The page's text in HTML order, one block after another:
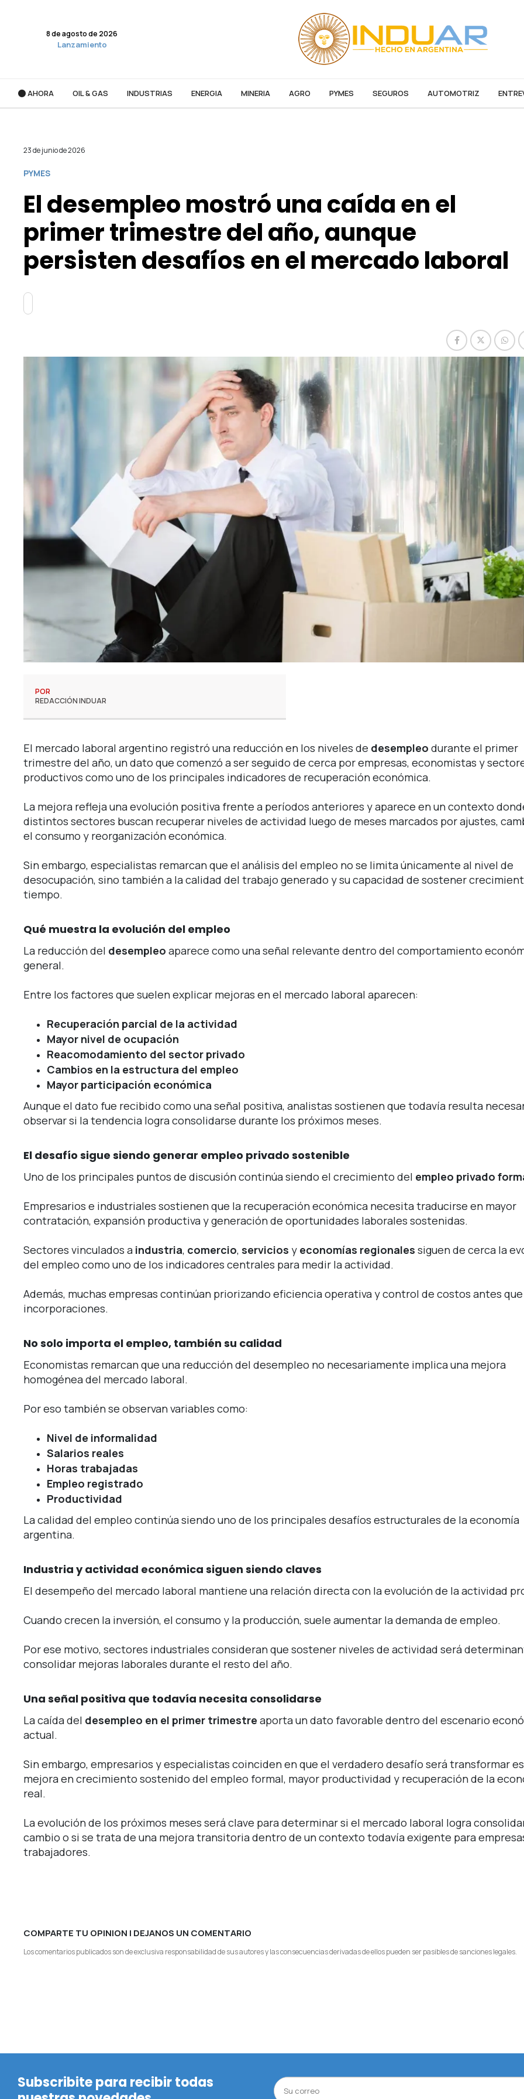
8 de agosto de 2026
Lanzamiento
AHORA OIL & GAS INDUSTRIAS ENERGIA MINERIA AGRO PYMES SEGUROS AUTOMOTRIZ
23 de junio de 2026
PYMES
El desempleo mostró una caída en el
primer trimestre del año, aunque
persisten desafíos en el mercado laboral
POR
REDACCIÓN INDUAR
El mercado laboral argentino registró una reducción en los niveles de desempleo durante el primer
trimestre del año, un dato que comenzó a ser seguido de cerca por empresas, economistas y
productivos como uno de los principales indicadores de recuperación económica.
La mejora refleja una evolución positiva frente a períodos anteriores y aparece en un contexto
distintos sectores buscan recuperar niveles de actividad luego de meses marcados por ajustes,
el consumo y reorganización económica.
Sin embargo, especialistas remarcan que el análisis del empleo no se limita únicamente al nivel de
desocupación, sino también a la calidad del trabajo generado y su capacidad de sostener
tiempo.
Qué muestra la evolución del empleo
La reducción del desempleo aparece como una señal relevante dentro del comportamiento
general.
Entre los factores que suelen explicar mejoras en el mercado laboral aparecen:
Recuperación parcial de la actividad
Mayor nivel de ocupación
Reacomodamiento del sector privado
Cambios en la estructura del empleo
Mayor participación económica
Aunque el dato fue recibido como una señal positiva, analistas sostienen que todavía resulta
observar si la tendencia logra consolidarse durante los próximos meses.
El desafío sigue siendo generar empleo privado sostenible
Uno de los principales puntos de discusión continúa siendo el crecimiento del empleo privado
Empresarios e industriales sostienen que la recuperación económica necesita traducirse en mayor
contratación, expansión productiva y generación de oportunidades laborales sostenidas.
Sectores vinculados a industria, comercio, servicios y economías regionales siguen de cerca la
del empleo como uno de los indicadores centrales para medir la actividad.
Además, muchas empresas continúan priorizando eficiencia operativa y control de costos antes que
incorporaciones.
No solo importa el empleo, también su calidad
Economistas remarcan que una reducción del desempleo no necesariamente implica una mejora
homogénea del mercado laboral.
Por eso también se observan variables como:
Nivel de informalidad
Salarios reales
Horas trabajadas
Empleo registrado
Productividad
La calidad del empleo continúa siendo uno de los principales desafíos estructurales de la economía
argentina.
Industria y actividad económica siguen siendo claves
El desempeño del mercado laboral mantiene una relación directa con la evolución de la actividad
Cuando crecen la inversión, el consumo y la producción, suele aumentar la demanda de empleo.
Por ese motivo, sectores industriales consideran que sostener niveles de actividad será
consolidar mejoras laborales durante el resto del año.
Una señal positiva que todavía necesita consolidarse
La caída del desempleo en el primer trimestre aporta un dato favorable dentro del escenario
actual.
Sin embargo, empresarios y especialistas coinciden en que el verdadero desafío será transformar
mejora en crecimiento sostenido del empleo formal, mayor productividad y recuperación de la
real.
La evolución de los próximos meses será clave para determinar si el mercado laboral logra
cambio o si se trata de una mejora transitoria dentro de un contexto todavía exigente para
trabajadores.
COMPARTE TU OPINION | DEJANOS UN COMENTARIO
Los comentarios publicados son de exclusiva responsabilidad de sus autores y las consecuencias derivadas de ellos pueden ser pasibles de sanciones legales.
Subscribite para recibir todas